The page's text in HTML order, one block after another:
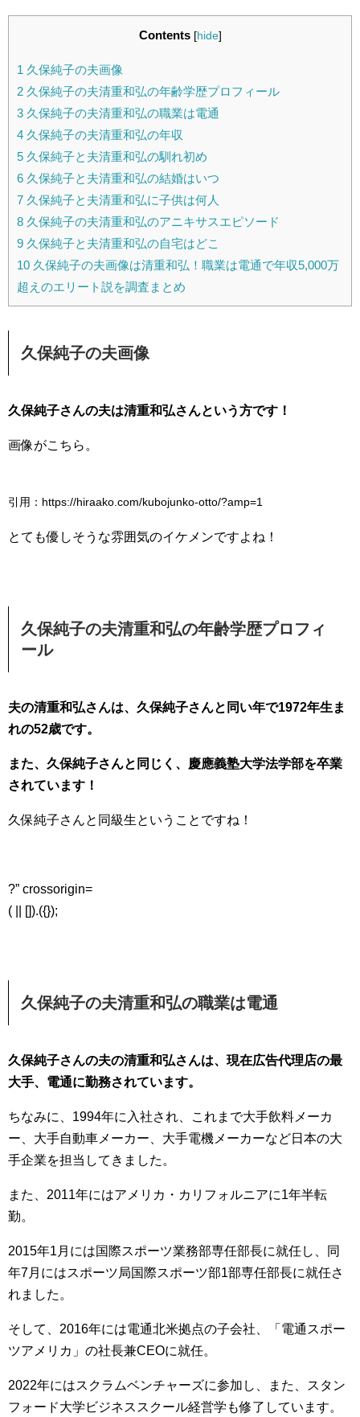
Contents [hide]
1 久保純子の夫画像
2 久保純子の夫清重和弘の年齢学歴プロフィール
3 久保純子の夫清重和弘の職業は電通
4 久保純子の夫清重和弘の年収
5 久保純子と夫清重和弘の馴れ初め
6 久保純子と夫清重和弘の結婚はいつ
7 久保純子と夫清重和弘に子供は何人
8 久保純子の夫清重和弘のアニキサスエピソード
9 久保純子と夫清重和弘の自宅はどこ
10 久保純子の夫画像は清重和弘！職業は電通で年収5,000万
超えのエリート説を調査まとめ
久保純子の夫画像
久保純子さんの夫は清重和弘さんという方です！
画像がこちら。
引用：https://hiraako.com/kubojunko-otto/?amp=1
とても優しそうな雰囲気のイケメンですよね！
久保純子の夫清重和弘の年齢学歴プロフィ
ール
夫の清重和弘さんは、久保純子さんと同い年で1972年生ま
れの52歳です。
また、久保純子さんと同じく、慶應義塾大学法学部を卒業
されています！
久保純子さんと同級生ということですね！
?” crossorigin=
( || []).({});
久保純子の夫清重和弘の職業は電通
久保純子さんの夫の清重和弘さんは、現在広告代理店の最
大手、電通に勤務されています。
ちなみに、1994年に入社され、これまで大手飲料メーカ
ー、大手自動車メーカー、大手電機メーカーなど日本の大
手企業を担当してきました。
また、2011年にはアメリカ・カリフォルニアに1年半転
勤。
2015年1月には国際スポーツ業務部専任部長に就任し、同
年7月にはスポーツ局国際スポーツ部1部専任部長に就任さ
れました。
そして、2016年には電通北米拠点の子会社、「電通スポー
ツアメリカ」の社長兼CEOに就任。
2022年にはスクラムベンチャーズに参加し、また、スタン
フォード大学ビジネススクール経営学も修了しています。